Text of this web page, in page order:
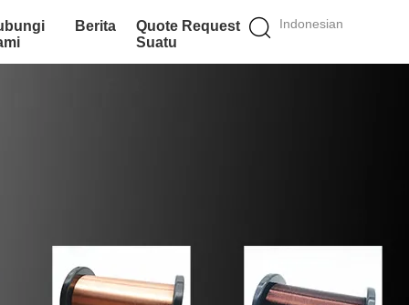
Indonesian
Berita
Quote Request
Suatu